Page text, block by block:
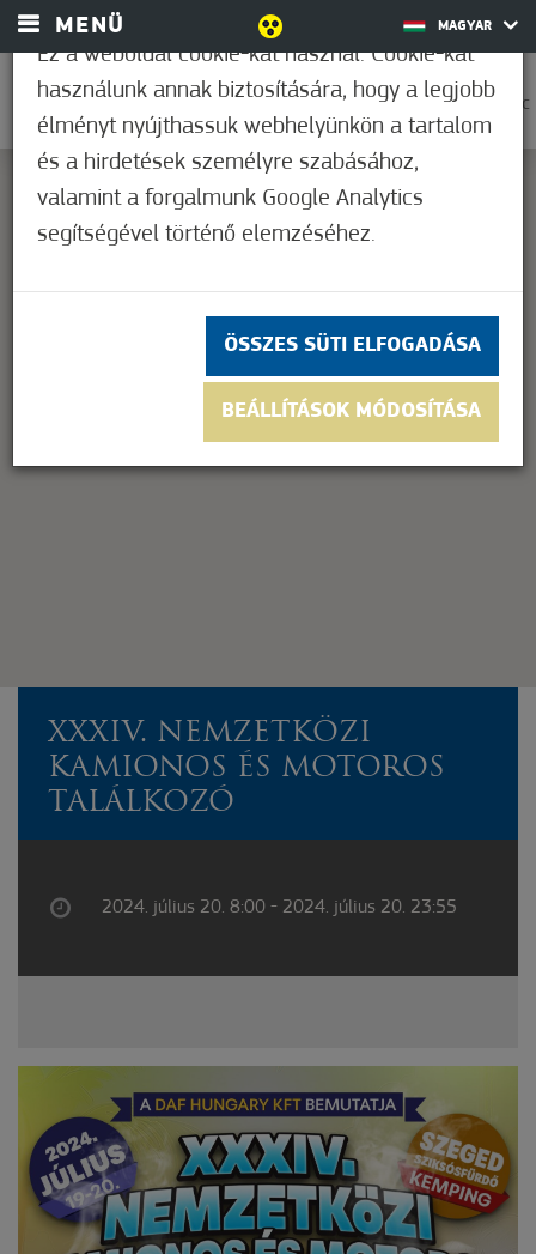
MENÜ MAGYAR
0
25,6°C
This page can't load Google Maps correctly.
Do you own this website? OK
XXXIV. NEMZETKÖZI
KAMIONOS ÉS MOTOROS
TALÁLKOZÓ
2024. július 20. 8:00 - 2024. július 20. 23:55
Ez a weboldal cookie-kat használ. Cookie-kat
használunk annak biztosítására, hogy a legjobb
élményt nyújthassuk webhelyünkön a tartalom
és a hirdetések személyre szabásához,
valamint a forgalmunk Google Analytics
segítségével történő elemzéséhez.
ÖSSZES SÜTI ELFOGADÁSA
BEÁLLÍTÁSOK MÓDOSÍTÁSA